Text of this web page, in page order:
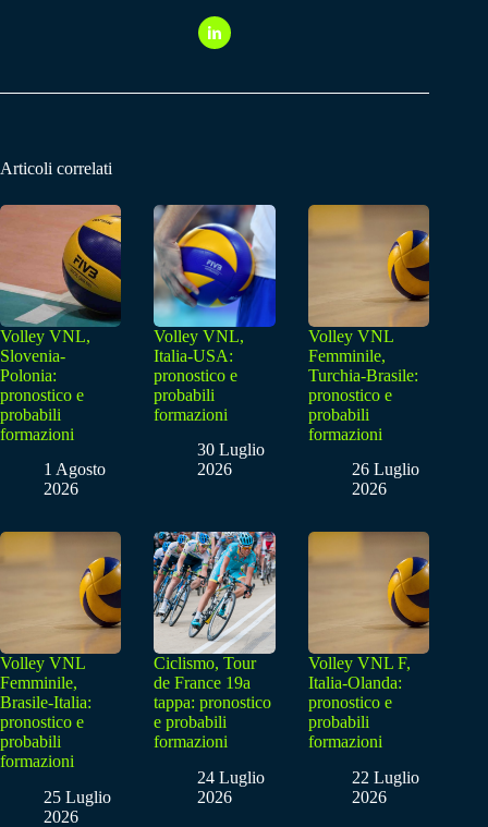
Articoli correlati
Volley VNL,
Slovenia-
Polonia:
pronostico e
probabili
formazioni
1 Agosto
2026
Volley VNL,
Italia-USA:
pronostico e
probabili
formazioni
30 Luglio
2026
Volley VNL
Femminile,
Turchia-Brasile:
pronostico e
probabili
formazioni
26 Luglio
2026
Volley VNL
Femminile,
Brasile-Italia:
pronostico e
probabili
formazioni
25 Luglio
2026
Ciclismo, Tour
de France 19a
tappa: pronostico
e probabili
formazioni
24 Luglio
2026
Volley VNL F,
Italia-Olanda:
pronostico e
probabili
formazioni
22 Luglio
2026